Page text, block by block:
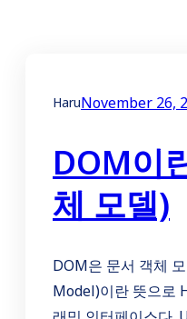
HaruNovember 26,
DOM이
체 모델)
DOM은 문서 객체
Model)이란 뜻으로